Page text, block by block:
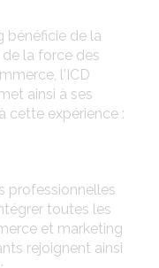
bénéficie de la
la force des
l'ICD
ainsi à ses
cette expérience :
professionnelles
toutes les
et marketing
rejoignent ainsi